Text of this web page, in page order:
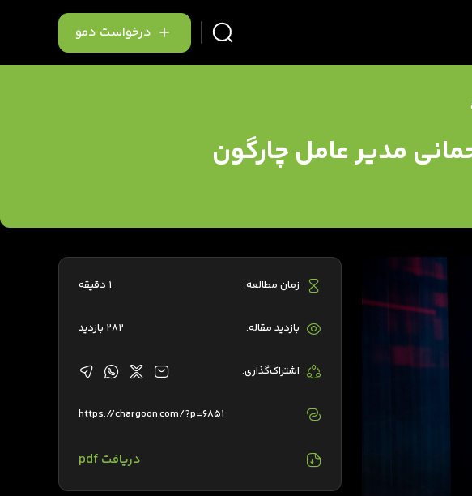
درخواست دمو
مدیر عامل چارگون
زمان مطالعه: 1 دقیقه
بازدید مقاله: 282 بازدید
اشتراک‌گذاری:
https://chargoon.com/?p=6851
دریافت pdf